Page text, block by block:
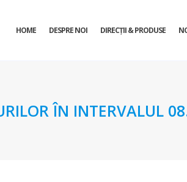
HOME DESPRE NOI DIRECŢII & PRODUSE
ÎN INTERVALUL